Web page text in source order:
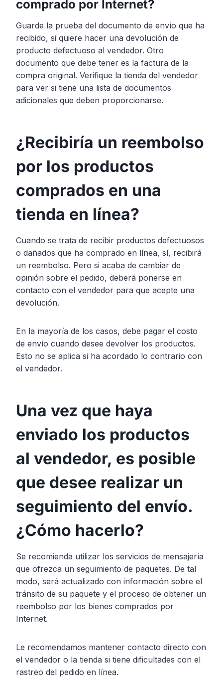
comprado por Internet?
Guarde la prueba del documento de envío que ha
recibido, si quiere hacer una devolución de
producto defectuoso al vendedor. Otro
documento que debe tener es la factura de la
compra original. Verifique la tienda del vendedor
para ver si tiene una lista de documentos
adicionales que deben proporcionarse.
¿Recibiría un reembolso
por los productos
comprados en una
tienda en línea?
Cuando se trata de recibir productos defectuosos
o dañados que ha comprado en línea, sí, recibirá
un reembolso. Pero si acaba de cambiar de
opinión sobre el pedido, deberá ponerse en
contacto con el vendedor para que acepte una
devolución.
En la mayoría de los casos, debe pagar el costo
de envío cuando desee devolver los productos.
Esto no se aplica si ha acordado lo contrario con
el vendedor.
Una vez que haya
enviado los productos
al vendedor, es posible
que desee realizar un
seguimiento del envío.
¿Cómo hacerlo?
Se recomienda utilizar los servicios de mensajería
que ofrezca un seguimiento de paquetes. De tal
modo, será actualizado con información sobre el
tránsito de su paquete y el proceso de obtener un
reembolso por los bienes comprados por
Internet.
Le recomendamos mantener contacto directo con
el vendedor o la tienda si tiene dificultades con el
rastreo del pedido en línea.